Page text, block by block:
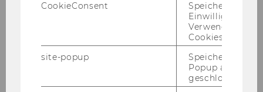
CookieConsent
Speichert Ihre
Einwilligung zur
Verwendung von
Cookies.
site-popup
Speichert ob ein
Popup
geschlossen